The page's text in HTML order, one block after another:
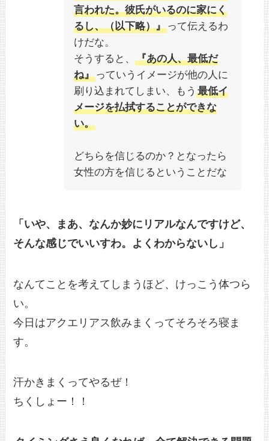
言われた。彼氏がいるのに家にく
るし、（以下略）』って伝えるわ
けだな。
そうすると、『あの人、最低だ
ね』っていうイメージが他の人に
刷り込まれてしまい、もう最低イ
メージを払拭することができな
い。
どちらを信じるのか？となったら
女性の方を信じるということだな
「いや、まあ、なんか妙にリアルなんですけど、
そんな感じでいいすわ。よくわからないし」
なんてことを考えてしまうほど、けっこう体つら
い。
今日はアクエリアス飲みまくってそろそろ寝ま
す。
汗かきまくってやるぜ！
ちくしょー！！